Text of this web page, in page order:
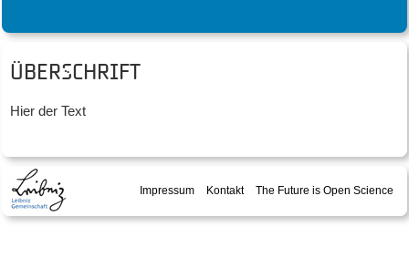
Überschrift
Hier der Text
Impressum Kontakt The Future is Open Science